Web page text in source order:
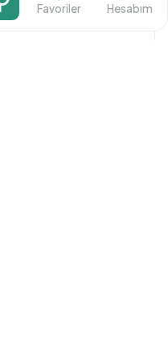
Favoriler Hesabım